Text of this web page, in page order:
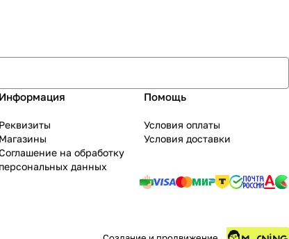
Информация
Реквизиты
Магазины
на обработку
персональных данных
Помощь
Условия оплаты
Условия доставки